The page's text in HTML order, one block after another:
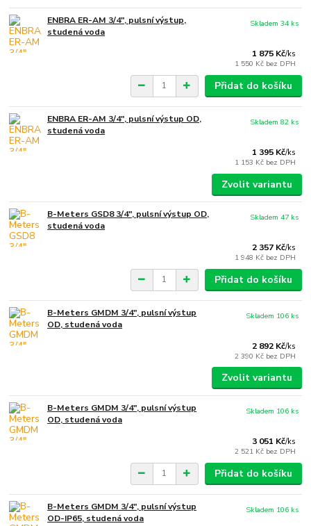
ENBRA ER-AM 3/4", pulsní výstup,
studená voda
1 875 Kč/ks
1 550 Kč bez DPH
Skladem 34 ks
Přidat do košíku
ENBRA ER-AM 3/4", pulsní výstup OD,
studená voda
1 395 Kč/ks
1 153 Kč bez DPH
Skladem 82 ks
Zvolit variantu
B-Meters GSD8 3/4", pulsní výstup OD,
studená voda
2 357 Kč/ks
1 948 Kč bez DPH
Skladem 47 ks
Přidat do košíku
B-Meters GMDM 3/4", pulsní výstup
OD, studená voda
2 892 Kč/ks
2 390 Kč bez DPH
Skladem 106 ks
Zvolit variantu
B-Meters GMDM 3/4", pulsní výstup
OD, studená voda
3 051 Kč/ks
2 521 Kč bez DPH
Skladem 106 ks
Přidat do košíku
B-Meters GMDM 3/4", pulsní výstup
OD-IP65, studená voda
Skladem 106 ks